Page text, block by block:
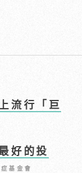
流行「巨
好的投
基金會